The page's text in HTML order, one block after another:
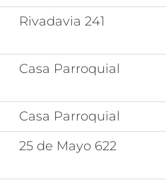
Rivadavia 241
Casa Parroquial
Casa Parroquial
25 de Mayo 622